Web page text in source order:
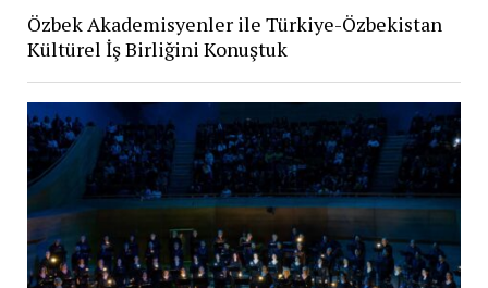
Özbek Akademisyenler ile Türkiye-Özbekistan
Kültürel İş Birliğini Konuştuk